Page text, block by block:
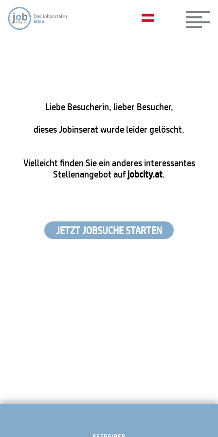
Liebe Besucherin, lieber Besucher,
dieses Jobinserat wurde leider gelöscht.
Vielleicht finden Sie ein anderes interessantes
Stellenangebot aufjobcity.at.
JETZT JOBSUCHE STARTEN